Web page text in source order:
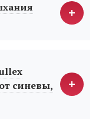
синевы,